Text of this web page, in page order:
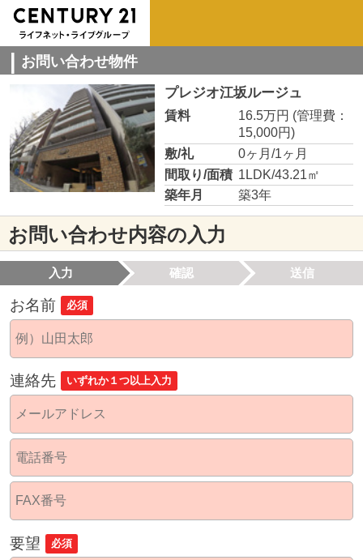
お問い合わせ物件
プレジオ江坂ルージュ
賃料 16.5万円 (管理費：
15,000円)
敷/礼
0ヶ月/1ヶ月
間取り/面積 1LDK/43.21㎡
築年月
築3年
お問い合わせ内容の入力
入力 確認 送信
お名前 必須
連絡先 いずれか１つ以上入力
要望 必須